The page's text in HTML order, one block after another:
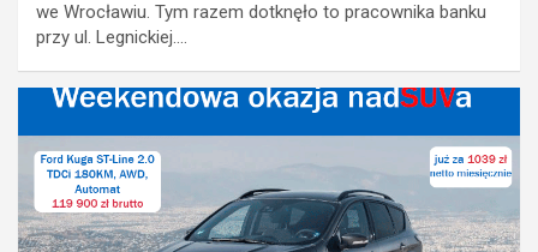
we Wrocławiu. Tym razem dotknęło to pracownika banku
przy ul. Legnickiej.…